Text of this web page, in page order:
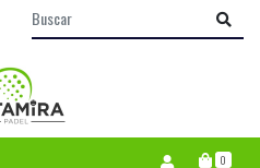
0